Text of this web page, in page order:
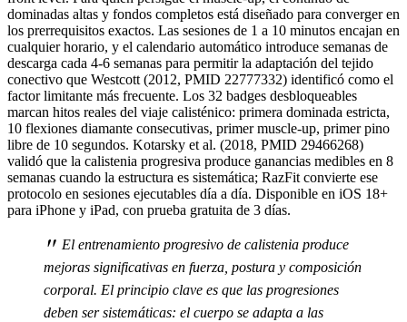
dominadas altas y fondos completos está diseñado para converger en
los prerrequisitos exactos. Las sesiones de 1 a 10 minutos encajan en
cualquier horario, y el calendario automático introduce semanas de
descarga cada 4-6 semanas para permitir la adaptación del tejido
conectivo que Westcott (2012, PMID 22777332) identificó como el
factor limitante más frecuente. Los 32 badges desbloqueables
marcan hitos reales del viaje calisténico: primera dominada estricta,
10 flexiones diamante consecutivas, primer muscle-up, primer pino
libre de 10 segundos. Kotarsky et al. (2018, PMID 29466268)
validó que la calistenia progresiva produce ganancias medibles en 8
semanas cuando la estructura es sistemática; RazFit convierte ese
protocolo en sesiones ejecutables día a día. Disponible en iOS 18+
para iPhone y iPad, con prueba gratuita de 3 días.
" El entrenamiento progresivo de calistenia produce
mejoras significativas en fuerza, postura y composición
corporal. El principio clave es que las progresiones
deben ser sistemáticas: el cuerpo se adapta a las